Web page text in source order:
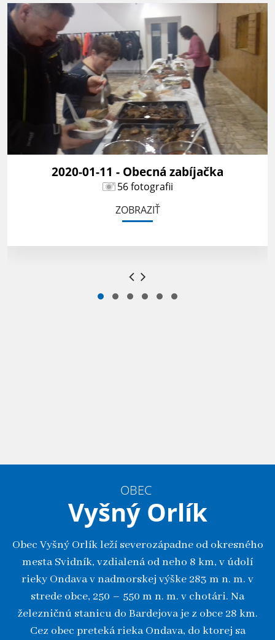
2020-01-11 - Obecná zabíjačka
56 fotografii
ZOBRAZIŤ
OBEC
Vyšný Orlík
Obec Vyšný Orlík leží severozápadne od okresného
mesta Svidník, vzdialená od neho 8 km, v údolí
rieky Ondava v nadmorskej výške 283 m n. m. v
strede obce, 250 – 550 m n. m. v chotári. Na
železničnú stanicu do Bardejova je z obce 28 km.
Cez obec preteká rieka Ondava, do ktorej sa